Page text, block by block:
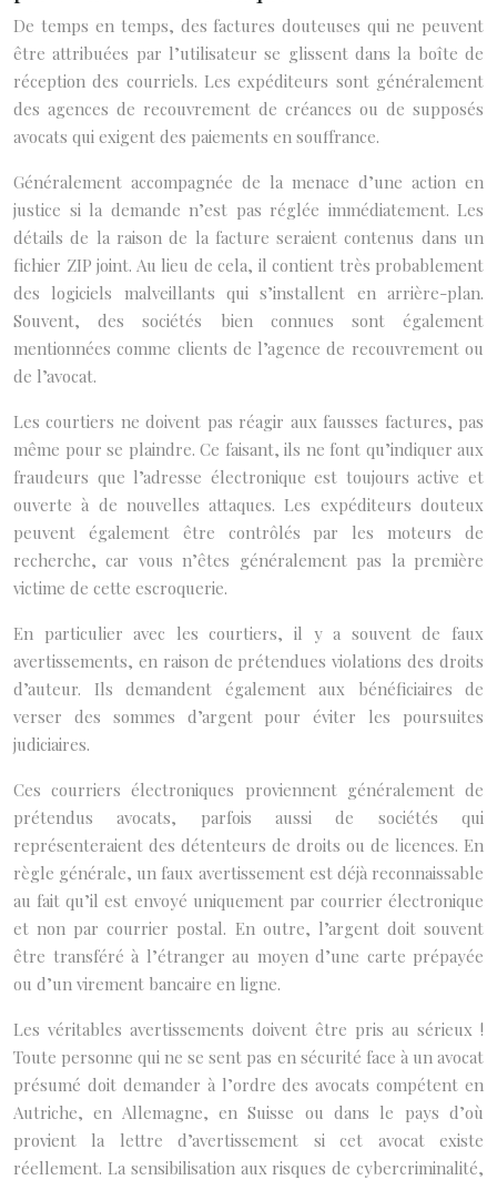
De temps en temps, des factures douteuses qui ne peuvent
être attribuées par l’utilisateur se glissent dans la boîte de
réception des courriels. Les expéditeurs sont généralement
des agences de recouvrement de créances ou de supposés
avocats qui exigent des paiements en souffrance.
Généralement accompagnée de la menace d’une action en
justice si la demande n’est pas réglée immédiatement. Les
détails de la raison de la facture seraient contenus dans un
fichier ZIP joint. Au lieu de cela, il contient très probablement
des logiciels malveillants qui s’installent en arrière-plan.
Souvent, des sociétés bien connues sont également
mentionnées comme clients de l’agence de recouvrement ou
de l’avocat.
Les courtiers ne doivent pas réagir aux fausses factures, pas
même pour se plaindre. Ce faisant, ils ne font qu’indiquer aux
fraudeurs que l’adresse électronique est toujours active et
ouverte à de nouvelles attaques. Les expéditeurs douteux
peuvent également être contrôlés par les moteurs de
recherche, car vous n’êtes généralement pas la première
victime de cette escroquerie.
En particulier avec les courtiers, il y a souvent de faux
avertissements, en raison de prétendues violations des droits
d’auteur. Ils demandent également aux bénéficiaires de
verser des sommes d’argent pour éviter les poursuites
judiciaires.
Ces courriers électroniques proviennent généralement de
prétendus avocats, parfois aussi de sociétés qui
représenteraient des détenteurs de droits ou de licences. En
règle générale, un faux avertissement est déjà reconnaissable
au fait qu’il est envoyé uniquement par courrier électronique
et non par courrier postal. En outre, l’argent doit souvent
être transféré à l’étranger au moyen d’une carte prépayée
ou d’un virement bancaire en ligne.
Les véritables avertissements doivent être pris au sérieux !
Toute personne qui ne se sent pas en sécurité face à un avocat
présumé doit demander à l’ordre des avocats compétent en
Autriche, en Allemagne, en Suisse ou dans le pays d’où
provient la lettre d’avertissement si cet avocat existe
réellement. La sensibilisation aux risques de cybercriminalité,